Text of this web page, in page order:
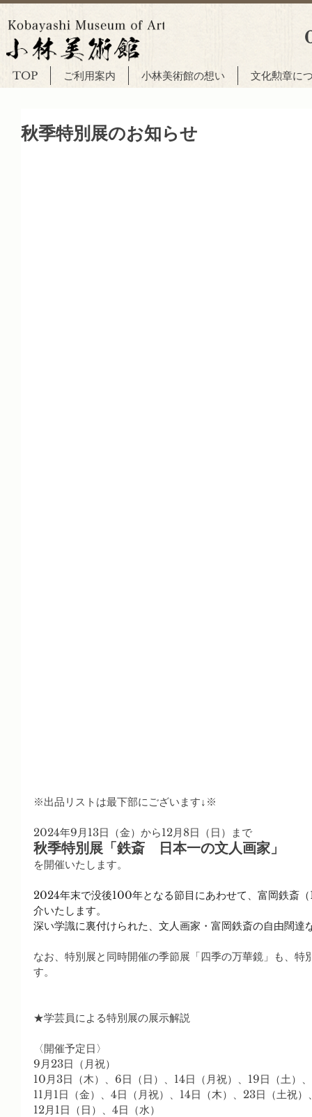
TOP ご利用案内 小林美術館の想い 文化勲章に
秋季特別展のお知らせ
※出品リストは最下部にございます↓※
2024年9月13日（金）から12月8日（日）まで
秋季特別展「鉄斎　日本一の文人画家」
を開催いたします。
2024年末で没後100年となる節目にあわせて、富岡鉄斎
介いたします。
深い学識に裏付けられた、文人画家・富岡鉄斎の自由闊達
なお、特別展と同時開催の季節展「四季の万華鏡」も、特
す。
★学芸員による特別展の展示解説
〈開催予定日〉
9月23日（月祝）
10月3日（木）、6日（日）、14日（月祝）、19日（土）
11月1日（金）、4日（月祝）、14日（木）、23日（土祝
12月1日（日）、4日（水）